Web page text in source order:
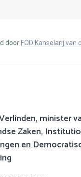
door FOD Kanselarij
minister
Zaken,
en